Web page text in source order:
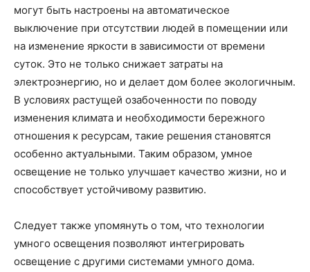
могут быть настроены на автоматическое
выключение при отсутствии людей в помещении или
на изменение яркости в зависимости от времени
суток. Это не только снижает затраты на
электроэнергию, но и делает дом более экологичным.
В условиях растущей озабоченности по поводу
изменения климата и необходимости бережного
отношения к ресурсам, такие решения становятся
особенно актуальными. Таким образом, умное
освещение не только улучшает качество жизни, но и
способствует устойчивому развитию.
Следует также упомянуть о том, что технологии
умного освещения позволяют интегрировать
освещение с другими системами умного дома.